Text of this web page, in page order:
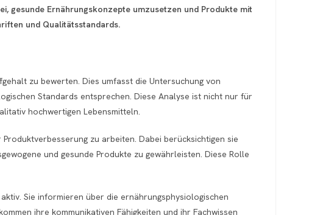
gesunde Ernährungskonzepte umzusetzen und Produkte mit
und Qualitätsstandards.
zu bewerten. Dies umfasst die Untersuchung von
Standards entsprechen. Diese Analyse ist nicht nur für
hochwertigen Lebensmitteln.
zu arbeiten. Dabei berücksichtigen sie
und gesunde Produkte zu gewährleisten. Diese Rolle
Sie informieren über die ernährungsphysiologischen
ihre kommunikativen Fähigkeiten und ihr Fachwissen